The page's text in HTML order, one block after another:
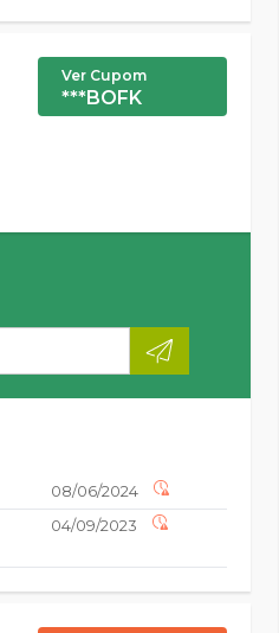
Ver Cupom
***BOFK
08/06/2024
04/09/2023